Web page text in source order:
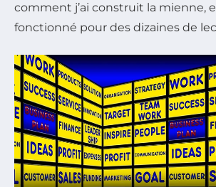
comment j’ai construit la mienne,
fonctionné pour des dizaines de